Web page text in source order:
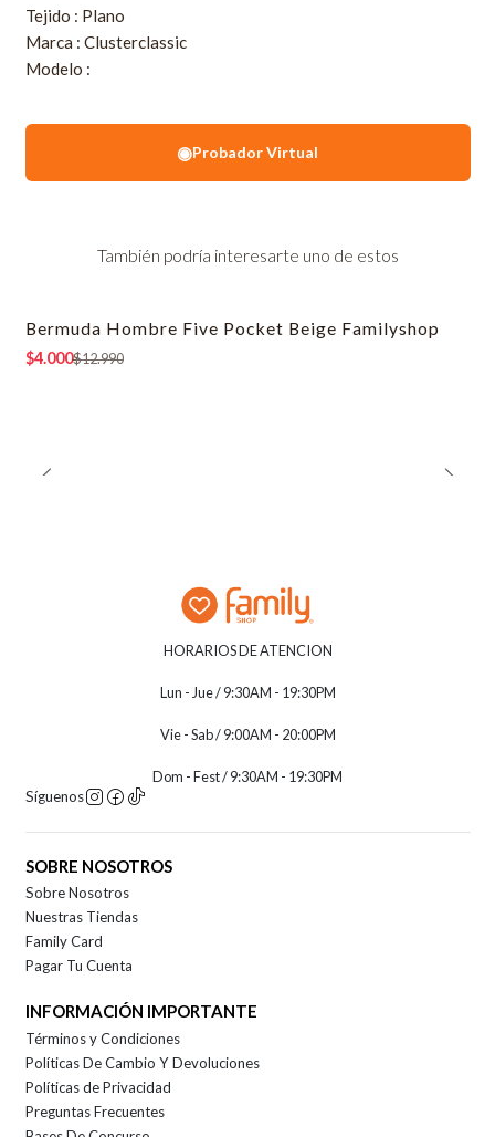
Tejido : Plano
Marca : Clusterclassic
Modelo :
◉Probador Virtual
También podría interesarte uno de estos
-69% OFF
Bermuda Hombre Five Pocket Beige Familyshop
$4.000$12.990
HORARIOS DE ATENCION
Lun - Jue / 9:30AM - 19:30PM
Vie - Sab / 9:00AM - 20:00PM
Dom - Fest / 9:30AM - 19:30PM
Síguenos
SOBRE NOSOTROS
Sobre Nosotros
Nuestras Tiendas
Family Card
Pagar Tu Cuenta
INFORMACIÓN IMPORTANTE
Términos y Condiciones
Políticas De Cambio Y Devoluciones
Políticas de Privacidad
Preguntas Frecuentes